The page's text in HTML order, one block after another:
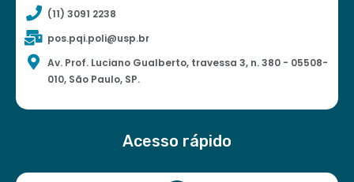
(11) 3091 2238
pos.pqi.poli@usp.br
Av. Prof. Luciano Gualberto, travessa 3, n. 380 - 05508-
010, São Paulo, SP.
Acesso rápido